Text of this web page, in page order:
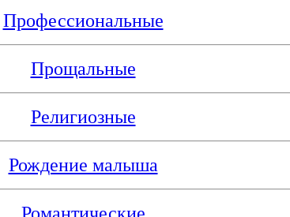
Профессиональные
Прощальные
Религиозные
Рождение малыша